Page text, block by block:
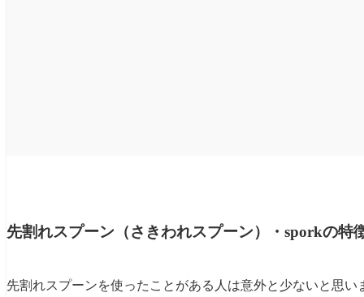
先割れスプーン（さきわれスプーン）・sporkの特
先割れスプーンを使ったことがある人は意外と少ないと思い